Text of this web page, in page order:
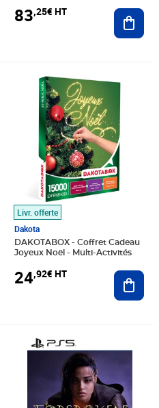
au panier
83,25€ HT
au panier
Livr. offerte
Dakota
DAKOTABOX - Coffret Cadeau
Joyeux Noël - Multi-Activités
24,92€ HT
Prix 24,92€ HT
Prix barré 24,99€ HT
Prix 16,29€ HT